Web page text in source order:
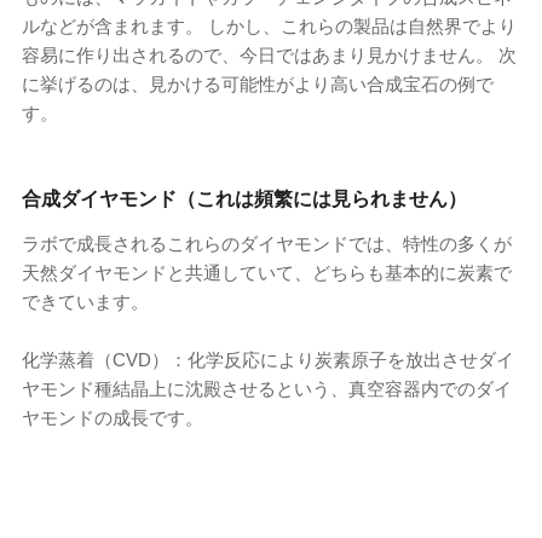
ルなどが含まれます。 しかし、これらの製品は自然界でより
容易に作り出されるので、今日ではあまり見かけません。 次
に挙げるのは、見かける可能性がより高い合成宝石の例で
す。
合成ダイヤモンド（これは頻繁には見られません）
ラボで成長されるこれらのダイヤモンドでは、特性の多くが
天然ダイヤモンドと共通していて、どちらも基本的に炭素で
できています。
化学蒸着（CVD）：化学反応により炭素原子を放出させダイ
ヤモンド種結晶上に沈殿させるという、真空容器内でのダイ
ヤモンドの成長です。